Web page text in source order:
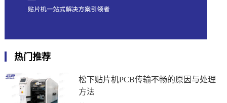
热门推荐
松下贴片机PCB传输不畅的原因与处理
方法